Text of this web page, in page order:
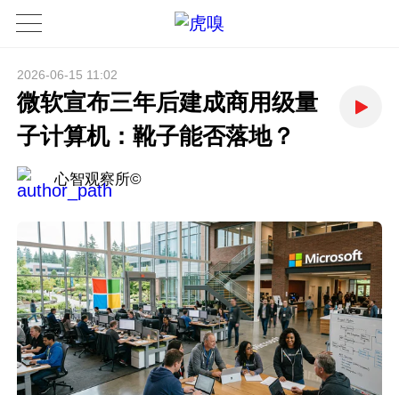
2026-06-15 11:02
微软宣布三年后建成商用级量
子计算机：靴子能否落地？
心智观察所©